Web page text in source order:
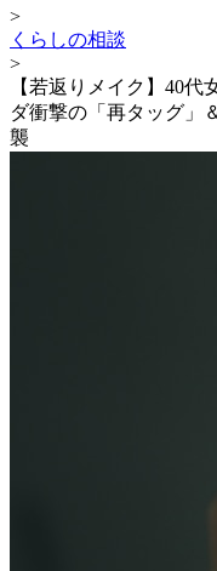
>
くらしの相談
>
【若返りメイク】40代
ダ衝撃の「再タッグ」
襲